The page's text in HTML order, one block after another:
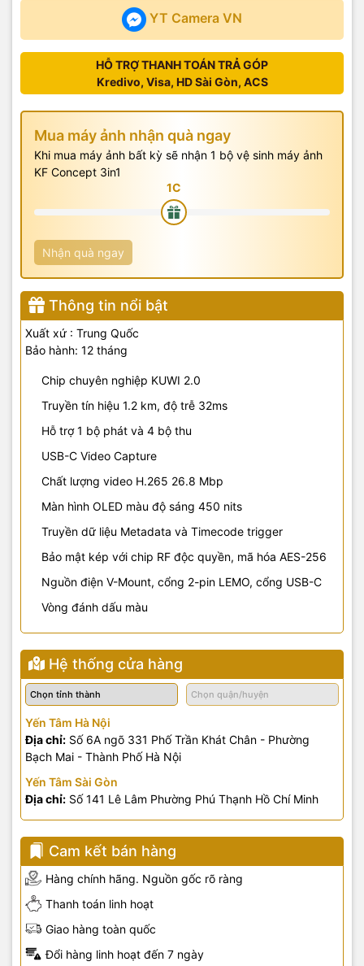
YT Camera VN
HỖ TRỢ THANH TOÁN TRẢ GÓP
Kredivo, Visa, HD Sài Gòn, ACS
Mua máy ảnh nhận quà ngay
Khi mua máy ảnh bất kỳ sẽ nhận 1 bộ vệ sinh máy ảnh
KF Concept 3in1
Nhận quà ngay
Thông tin nổi bật
Xuất xứ : Trung Quốc
Bảo hành: 12 tháng
Chip chuyên nghiệp KUWI 2.0
Truyền tín hiệu 1.2 km, độ trễ 32ms
Hỗ trợ 1 bộ phát và 4 bộ thu
USB-C Video Capture
Chất lượng video H.265 26.8 Mbp
Màn hình OLED màu độ sáng 450 nits
Truyền dữ liệu Metadata và Timecode trigger
Bảo mật kép với chip RF độc quyền, mã hóa AES-256
Nguồn điện V-Mount, cổng 2-pin LEMO, cổng USB-C
Vòng đánh dấu màu
Hệ thống cửa hàng
Yến Tâm Hà Nội
Địa chỉ: Số 6A ngõ 331 Phố Trần Khát Chân - Phường
Bạch Mai - Thành Phố Hà Nội
Yến Tâm Sài Gòn
Địa chỉ: Số 141 Lê Lâm Phường Phú Thạnh Hồ Chí Minh
Cam kết bán hàng
Hàng chính hãng. Nguồn gốc rõ ràng
Thanh toán linh hoạt
Giao hàng toàn quốc
Đổi hàng linh hoạt đến 7 ngày